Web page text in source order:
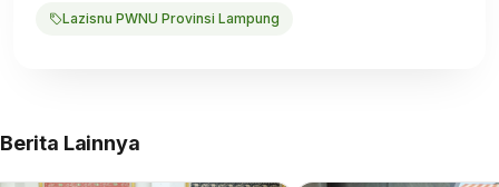
Lazisnu PWNU Provinsi Lampung
Berita Lainnya